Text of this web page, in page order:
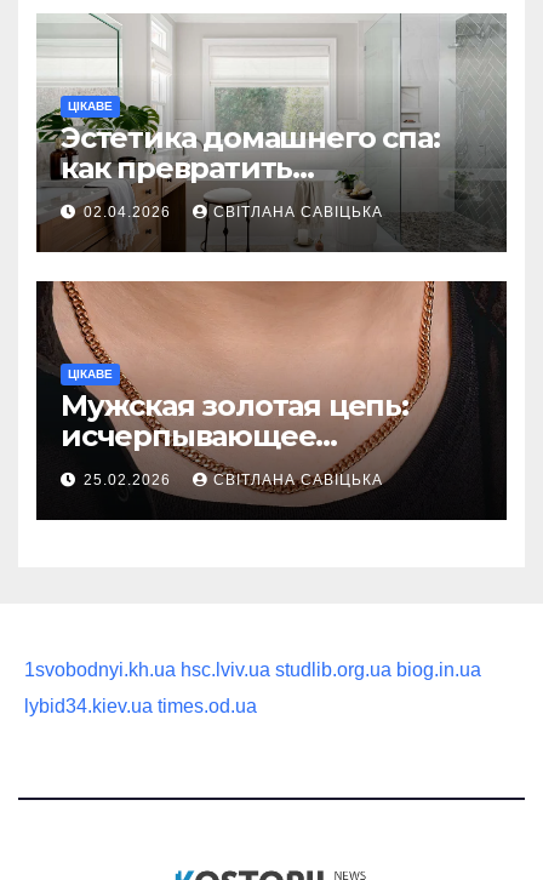
ЦІКАВЕ
Эстетика домашнего спа:
как превратить
ежедневную гигиену в
восстанавливающий
ритуал
02.04.2026 СВІТЛАНА САВІЦЬКА
ЦІКАВЕ
Мужская золотая цепь:
исчерпывающее
руководство по выбору
статусного украшения
25.02.2026 СВІТЛАНА САВІЦЬКА
1svobodnyi.kh.ua hsc.lviv.ua studlib.org.ua biog.in.ua
lybid34.kiev.ua times.od.ua